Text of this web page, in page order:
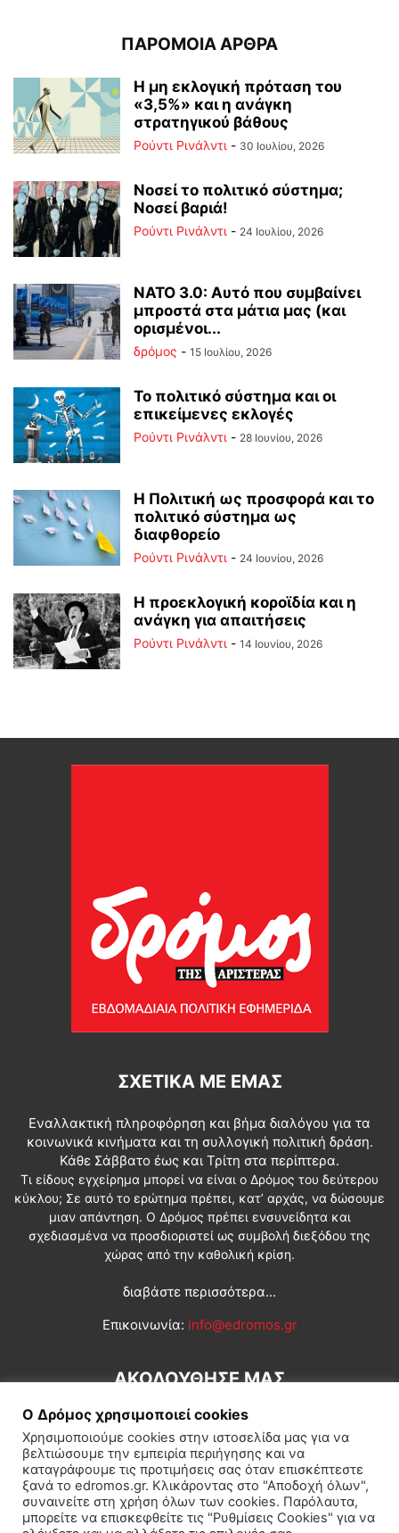
ΠΑΡΟΜΟΙΑ ΑΡΘΡΑ
Η μη εκλογική πρόταση του
«3,5%» και η ανάγκη
στρατηγικού βάθους
Ρούντι Ρινάλντι - 30 Ιουλίου, 2026
Νοσεί το πολιτικό σύστημα;
Νοσεί βαριά!
Ρούντι Ρινάλντι - 24 Ιουλίου, 2026
ΝΑΤΟ 3.0: Αυτό που συμβαίνει
μπροστά στα μάτια μας (και
ορισμένοι...
δρόμος - 15 Ιουλίου, 2026
Το πολιτικό σύστημα και οι
επικείμενες εκλογές
Ρούντι Ρινάλντι - 28 Ιουνίου, 2026
Η Πολιτική ως προσφορά και το
πολιτικό σύστημα ως
διαφθορείο
Ρούντι Ρινάλντι - 24 Ιουνίου, 2026
Η προεκλογική κοροϊδία και η
ανάγκη για απαιτήσεις
Ρούντι Ρινάλντι - 14 Ιουνίου, 2026
ΣΧΕΤΙΚΆ ΜΕ ΕΜΆΣ
Εναλλακτική πληροφόρηση και βήμα διαλόγου για τα
κοινωνικά κινήματα και τη συλλογική πολιτική δράση.
Κάθε Σάββατο έως και Τρίτη στα περίπτερα.
Τι είδους εγχείρημα μπορεί να είναι ο Δρόμος του δεύτερου
κύκλου; Σε αυτό το ερώτημα πρέπει, κατ’ αρχάς, να δώσουμε
μιαν απάντηση. Ο Δρόμος πρέπει ενσυνείδητα και
σχεδιασμένα να προσδιοριστεί ως συμβολή διεξόδου της
χώρας από την καθολική κρίση.
διαβάστε περισσότερα...
Επικοινωνία: info@edromos.gr
ΑΚΟΛΟΥΘΗΣΕ ΜΑΣ
Εγγραφή συνδρομητή Πολιτική Διεθνή Κοινωνία
Ο Δρόμος χρησιμοποιεί cookies
Χρησιμοποιούμε cookies στην ιστοσελίδα μας για να
βελτιώσουμε την εμπειρία περιήγησης και να
καταγράφουμε τις προτιμήσεις σας όταν επισκέπτεστε
ξανά το edromos.gr. Κλικάροντας στο "Αποδοχή όλων",
συναινείτε στη χρήση όλων των cookies. Παρόλαυτα,
μπορείτε να επισκεφθείτε τις "Ρυθμίσεις Cookies" για να